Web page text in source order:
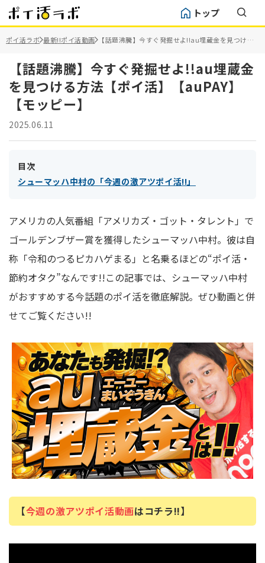
トップ
ポイ活ラボ 最新!!ポイ活動画 【話題沸騰】今すぐ発掘せよ!!au埋蔵金を見つける
方法【ポイ活】【auPAY】【モッピー】
【話題沸騰】今すぐ発掘せよ!!au埋蔵金
を見つける方法【ポイ活】【auPAY】
【モッピー】
2025.06.11
目次
シューマッハ中村の「今週の激アツポイ活!!」
アメリカの人気番組「アメリカズ・ゴット・タレント」で
ゴールデンブザー賞を獲得したシューマッハ中村。彼は自
称「令和のつるピカハゲまる」と名乗るほどの“ポイ活・
節約オタク”なんです!!この記事では、シューマッハ中村
がおすすめする今話題のポイ活を徹底解説。ぜひ動画と併
せてご覧ください!!
【今週の激アツポイ活動画はコチラ!!】